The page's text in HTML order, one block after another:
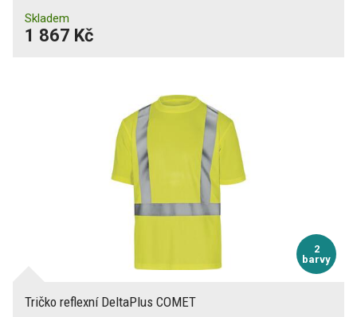
Skladem
1 867 Kč
2
barvy
Tričko reflexní DeltaPlus COMET